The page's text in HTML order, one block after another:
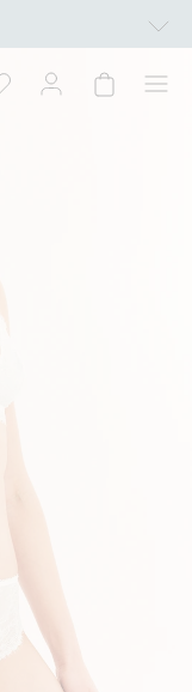
som inngår i tilbudet tom.
Kan ikke kombineres med